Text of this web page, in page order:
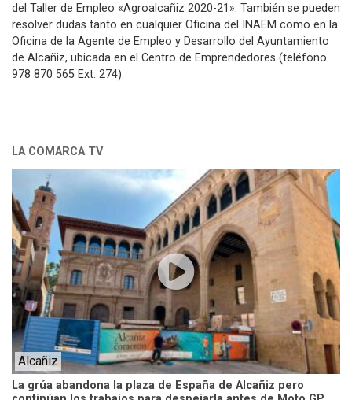
del Taller de Empleo «Agroalcañiz 2020-21». También se pueden
resolver dudas tanto en cualquier Oficina del INAEM como en la
Oficina de la Agente de Empleo y Desarrollo del Ayuntamiento
de Alcañiz, ubicada en el Centro de Emprendedores (teléfono
978 870 565 Ext. 274).
LA COMARCA TV
La grúa abandona la plaza de España de Alcañiz pero
Alcañiz